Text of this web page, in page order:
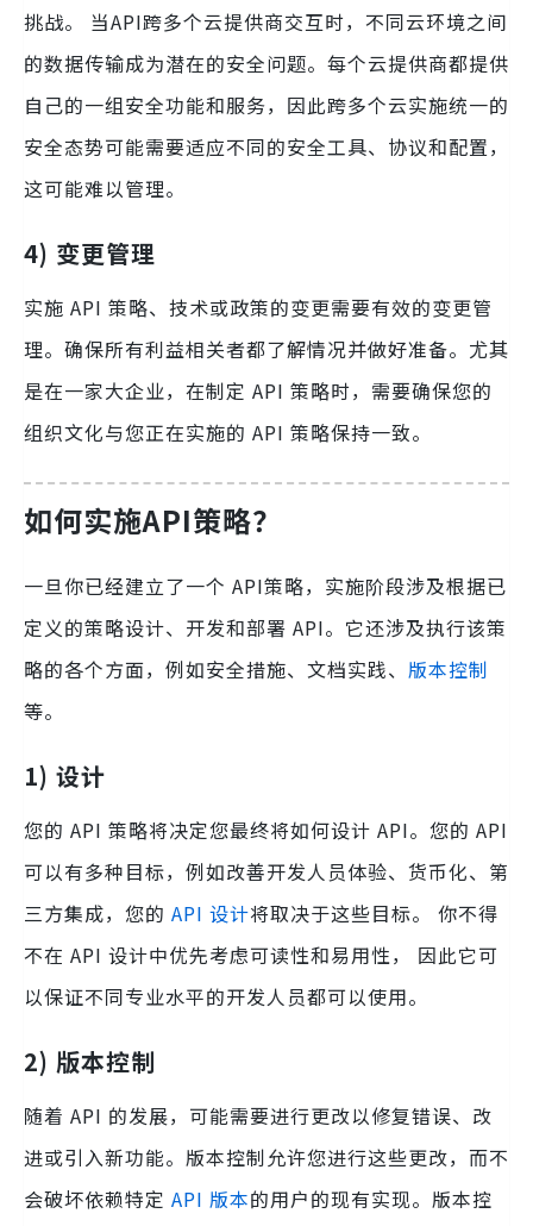
挑战。 当API跨多个云提供商交互时，不同云环境之间
的数据传输成为潜在的安全问题。每个云提供商都提供
自己的一组安全功能和服务，因此跨多个云实施统一的
安全态势可能需要适应不同的安全工具、协议和配置，
这可能难以管理。
4) 变更管理
实施 API 策略、技术或政策的变更需要有效的变更管
理。确保所有利益相关者都了解情况并做好准备。尤其
是在一家大企业，在制定 API 策略时，需要确保您的
组织文化与您正在实施的 API 策略保持一致。
如何实施API策略？
一旦你已经建立了一个 API策略，实施阶段涉及根据已
定义的策略设计、开发和部署 API。它还涉及执行该策
略的各个方面，例如安全措施、文档实践、 版本控制
等。
1) 设计
您的 API 策略将决定您最终将如何设计 API。您的 API
可以有多种目标，例如改善开发人员体验、货币化、第
三方集成，您的 API 设计将取决于这些目标。 你不得
不在 API 设计中优先考虑可读性和易用性， 因此它可
以保证不同专业水平的开发人员都可以使用。
2) 版本控制
随着 API 的发展，可能需要进行更改以修复错误、改
进或引入新功能。版本控制允许您进行这些更改，而不
会破坏依赖特定 API 版本的用户的现有实现。版本控